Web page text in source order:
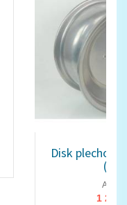
Disk plechový
ATV a
1